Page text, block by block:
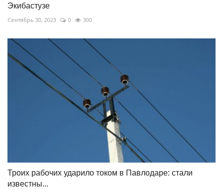
Экибастузе
Сентябрь 30, 2023 0 300
Троих рабочих ударило током в Павлодаре: стали
известны...